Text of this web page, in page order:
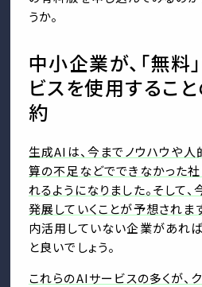
うか。
中小企業が、「無料
ビスを使用すること
約
生成AIは、今までノウハウや人
算の不足などでできなかった
れるようになりました。そして
発展していくことが予想されま
内活用していない企業があれ
と良いでしょう。
これらのAIサービスの多くが、